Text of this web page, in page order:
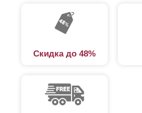
Скидка до 48%